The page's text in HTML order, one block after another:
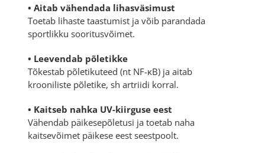
• Aitab vähendada lihasväsimust
Toetab lihaste taastumist ja võib parandada
sportlikku sooritusvõimet.
• Leevendab põletikke
Tõkestab põletikuteed (nt NF-κB) ja aitab
krooniliste põletike, sh artriidi korral.
• Kaitseb nahka UV-kiirguse eest
Vähendab päikesepõletusi ja toetab naha
kaitsevõimet päikese eest seestpoolt.